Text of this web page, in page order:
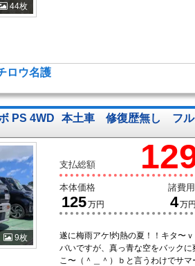
44枚
ロウ名護
PS 4WD 本土車 修復歴無し フル
9枚
支払総額
本体価格
125万円
諸費用
4万円
遂に梅雨アケ!灼熱の夏！！キタ〜
バいですが、真っ青な空をバック
こ〜（＾＿＾）ｂと言うわけでサ